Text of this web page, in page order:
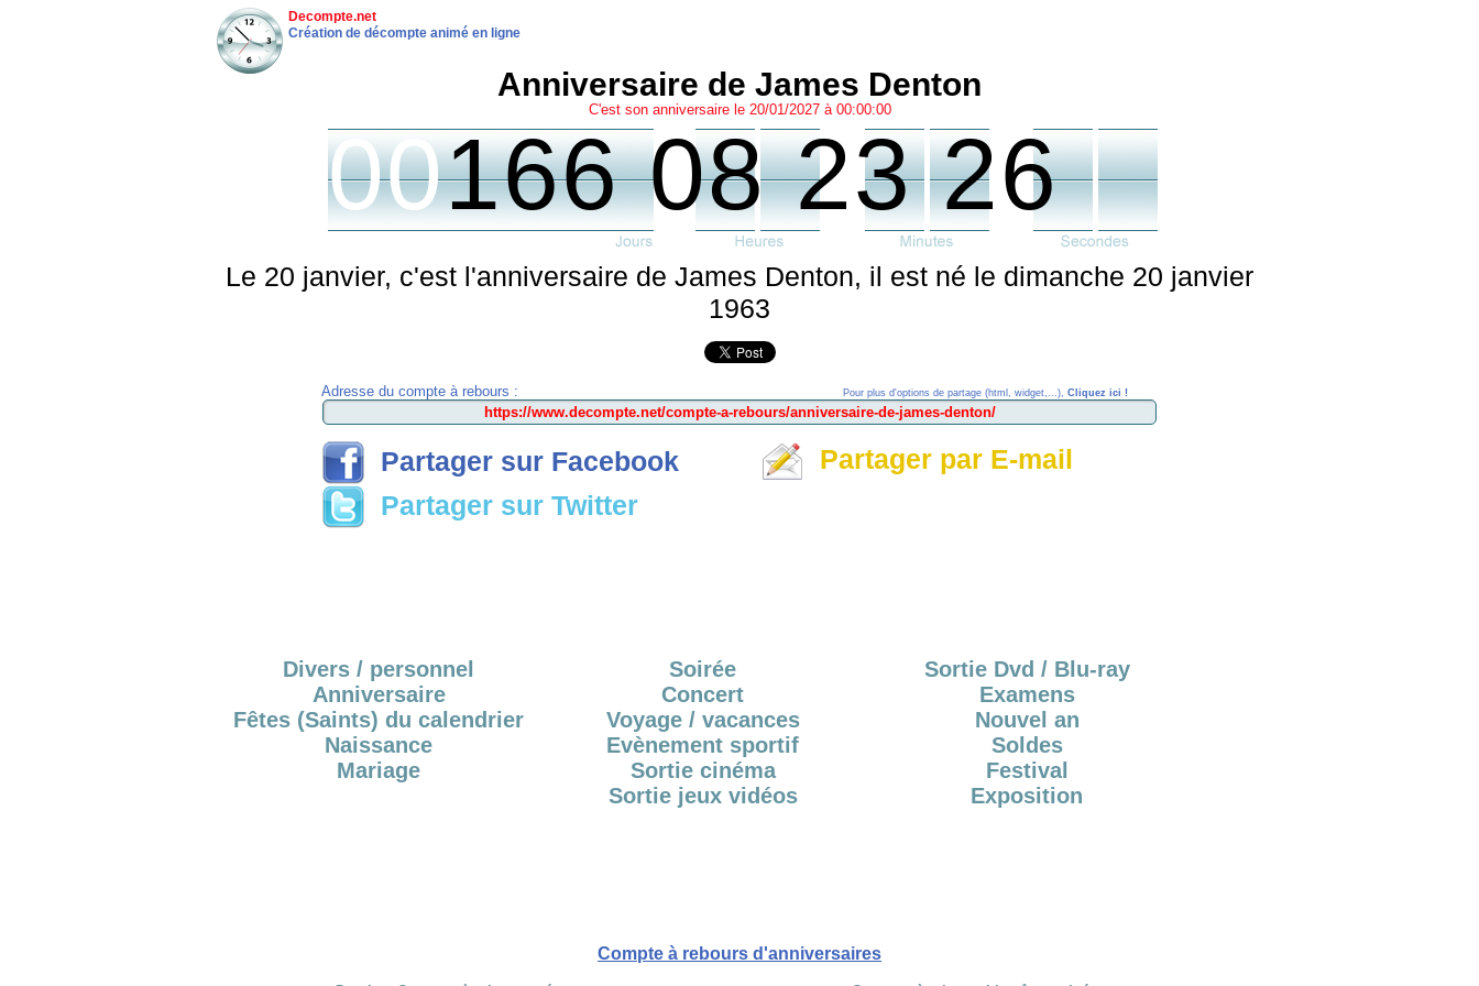
Decompte.net
Création de décompte animé en ligne
Anniversaire de James Denton
C'est son anniversaire le 20/01/2027 à 00:00:00
00166 08 23 26
Le 20 janvier, c'est l'anniversaire de James Denton, il est né le dimanche 20 janvier
1963
Adresse du compte à rebours : Pour plus d'options de partage (html, widget,...), Cliquez ici !
Partager sur Facebook
Partager sur Twitter
Partager par E-mail
Divers / personnel
Anniversaire
Fêtes (Saints) du calendrier
Naissance
Mariage
Soirée
Concert
Voyage / vacances
Evènement sportif
Sortie cinéma
Sortie jeux vidéos
Sortie Dvd / Blu-ray
Examens
Nouvel an
Soldes
Festival
Exposition
Compte à rebours d'anniversaires